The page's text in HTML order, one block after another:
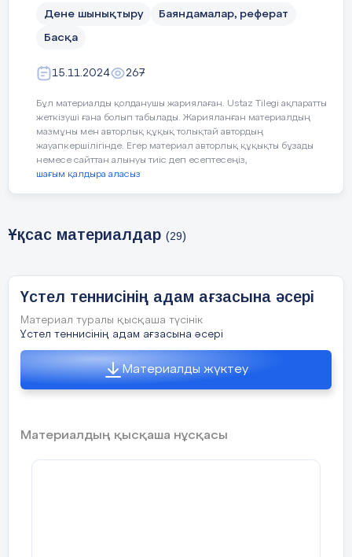
Жоспар
…3
II.Негізгі бөлім
1.Үстел теннисінің
тарихы……………………………………………
2.Үстел теннисінің физиологиялық
сипаттамасы спорттық
4.Үстел теннисінің пайдасы мен
зияны…………………..…………
5.Батыс Қазақстандағы үстел
Дене шынықтыру Баяндамалар, реферат
Басқа
15.11.2024 267
Бұл материалды қолданушы жариялаған. Ustaz Tilegi ақпаратты
жеткізуші ғана болып табылады. Жарияланған материалдың
мазмұны мен авторлық құқық толықтай автордың
жауапкершілігінде. Егер материал авторлық құқықты бұзады
немесе сайттан алынуы тиіс деп есептесеңіз,
шағым қалдыра аласыз
Ұқсас материалдар (29)
Үстел теннисінің адам ағзасына әсері
Материал туралы қысқаша түсінік
Үстел теннисінің адам ағзасына әсері
Материалды жүктеу
Материалдың қысқаша нұсқасы